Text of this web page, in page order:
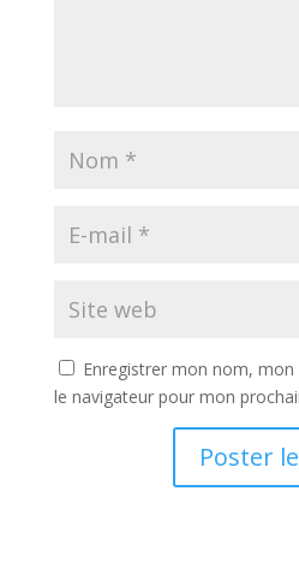
Enregistrer mon nom,
le navigateur pour mon